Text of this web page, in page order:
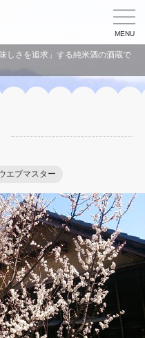
MENU
しさを追求」する純米酒の酒蔵で
エブマスター